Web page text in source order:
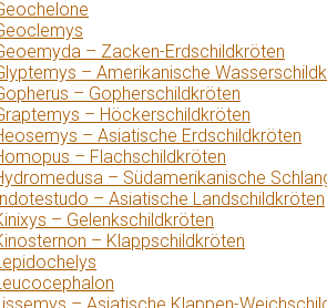
– Zacken-Erdschildkröten
– Amerikanische
– Gopherschildkröten
– Höckerschildkröten
– Asiatische Erdschildkröten
– Flachschildkröten
– Südamerikanische
– Asiatische Landschildkröten
– Gelenkschildkröten
– Klappschildkröten